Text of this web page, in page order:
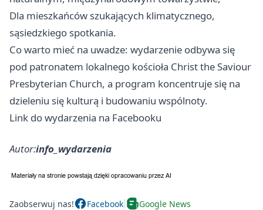
Dla mieszkańców szukających klimatycznego,
sąsiedzkiego spotkania.
Co warto mieć na uwadze: wydarzenie odbywa się
pod patronatem lokalnego kościoła Christ the Saviour
Presbyterian Church, a program koncentruje się na
dzieleniu się kulturą i budowaniu wspólnoty.
Link do wydarzenia na Facebooku
Autor:info_wydarzenia
Zaobserwuj nas! Facebook Google News